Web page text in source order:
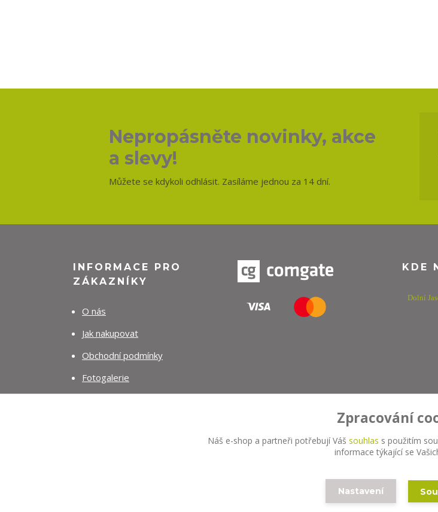
Nepropásněte novinky, akce
a slevy!
Můžete se kdykoli odhlásit. Zasíláme jednou za 14 dní.
INFORMACE PRO
ZÁKAZNÍKY
O nás
Jak nakupovat
Obchodní podmínky
Fotogalerie
KDE
Dolní
Vytvořeno na
Zpracování
Náš e-shop a partneři potřebují Váš souhlas s použitím
informace týkající se
Nastavení